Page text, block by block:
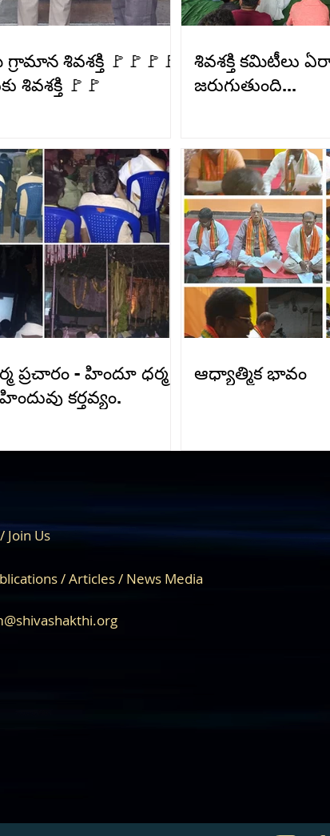
గ్రామాన శివశక్తి 🚩🚩🚩🚩
శివశక్తి 🚩🚩
శివశక్తి కమిటీలు
జరుగుతుంది...
ప్రచారం - హిందూ ధర్మ
కర్తవ్యం.
ఆధ్యాత్మిక భావం
Us
/Join Us
/Articles / News Media